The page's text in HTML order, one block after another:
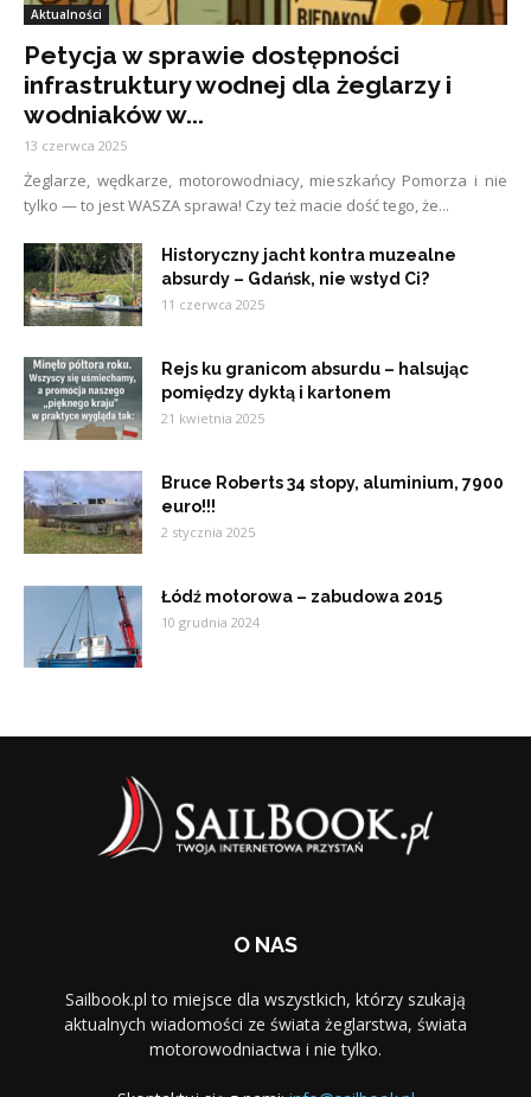
Aktualności
Petycja w sprawie dostępności
infrastruktury wodnej dla żeglarzy i
wodniaków w...
13 czerwca 2025
Żeglarze, wędkarze, motorowodniacy, mieszkańcy Pomorza i nie
tylko — to jest WASZA sprawa! Czy też macie dość tego, że...
Historyczny jacht kontra muzealne
absurdy – Gdańsk, nie wstyd Ci?
11 czerwca 2025
Rejs ku granicom absurdu – halsując
pomiędzy dyktą i kartonem
21 kwietnia 2025
Bruce Roberts 34 stopy, aluminium, 7900
euro!!!
2 stycznia 2025
Łódź motorowa – zabudowa 2015
10 grudnia 2024
O NAS
Sailbook.pl to miejsce dla wszystkich, którzy szukają
aktualnych wiadomości ze świata żeglarstwa, świata
motorowodniactwa i nie tylko.